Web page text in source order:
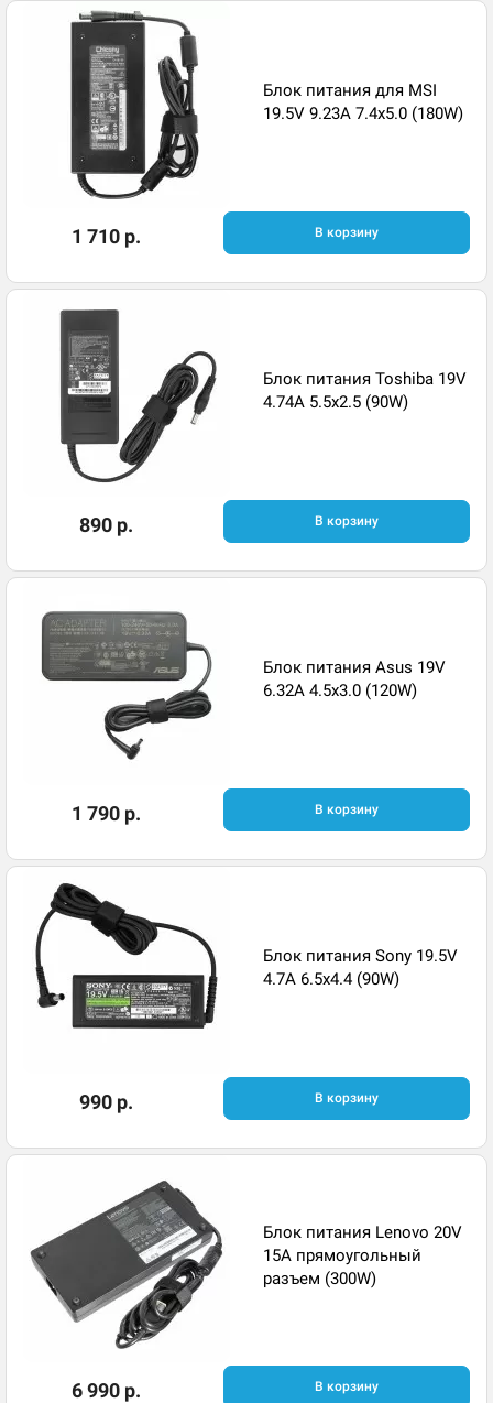
Блок питания для MSI
19.5V 9.23A 7.4x5.0 (180W)
1 710 р. В корзину
Блок питания Toshiba 19V
4.74A 5.5x2.5 (90W)
890 р. В корзину
Блок питания Asus 19V
6.32A 4.5x3.0 (120W)
1 790 р. В корзину
Блок питания Sony 19.5V
4.7A 6.5x4.4 (90W)
990 р. В корзину
Блок питания Lenovo 20V
15A прямоугольный
разъем (300W)
6 990 р. В корзину